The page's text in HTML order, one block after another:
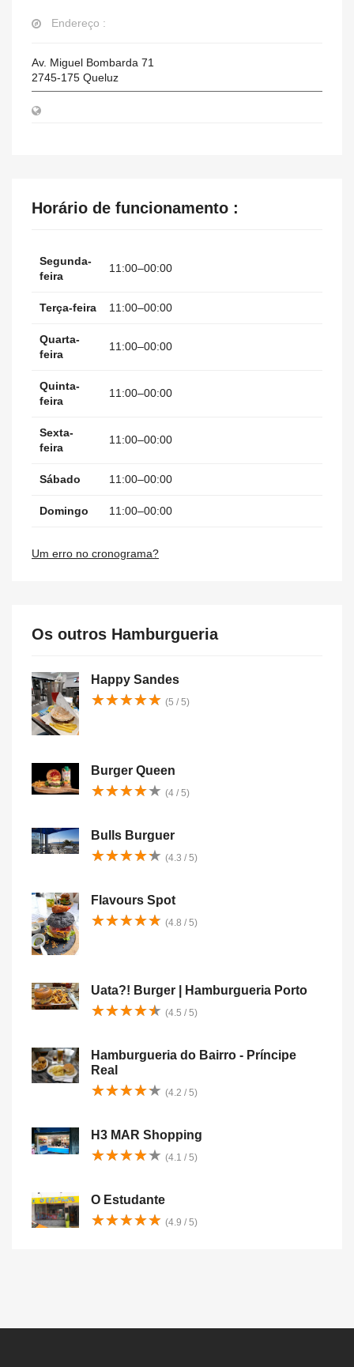
Endereço :
Av. Miguel Bombarda 71
2745-175 Queluz
Horário de funcionamento :
Segunda-
feira
11:00–00:00
Terça-feira 11:00–00:00
Quarta-
feira
11:00–00:00
Quinta-
feira
11:00–00:00
Sexta-
feira
11:00–00:00
Sábado 11:00–00:00
Domingo 11:00–00:00
Um erro no cronograma?
Os outros Hamburgueria
Happy Sandes
★★★★★
★★★★★ (5 / 5)
Burger Queen
★★★★★
★★★★★ (4 / 5)
Bulls Burguer
★★★★★
★★★★★ (4.3 / 5)
Flavours Spot
★★★★★
★★★★★ (4.8 / 5)
Uata?! Burger | Hamburgueria Porto
★★★★★
★★★★★ (4.5 / 5)
Hamburgueria do Bairro - Príncipe
Real
★★★★★
★★★★★ (4.2 / 5)
H3 MAR Shopping
★★★★★
★★★★★ (4.1 / 5)
O Estudante
★★★★★
★★★★★ (4.9 / 5)